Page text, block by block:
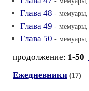
Глава 48 - мемуары,
Глава 49 - мемуары,
Глава 50 - мемуары,
продолжение: 1-50
Ежедневники (17)